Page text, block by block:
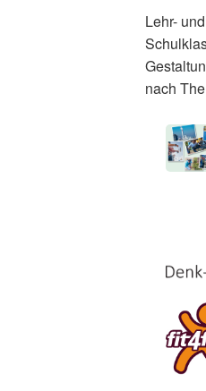
Lehr-
nach